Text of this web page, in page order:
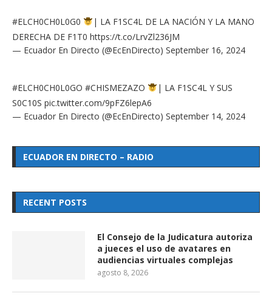
#ELCH0CH0L0G0
| LA F1SC4L DE LA NACIÓN Y LA MANO
DERECHA DE F1T0 https://t.co/LrvZl236JM
— Ecuador En Directo (@EcEnDirecto) September 16, 2024
#ELCH0CH0L0GO #CHISMEZAZO
| LA F1SC4L Y SUS
S0C10S pic.twitter.com/9pFZ6lepA6
— Ecuador En Directo (@EcEnDirecto) September 14, 2024
ECUADOR EN DIRECTO – RADIO
RECENT POSTS
El Consejo de la Judicatura autoriza
a jueces el uso de avatares en
audiencias virtuales complejas
agosto 8, 2026